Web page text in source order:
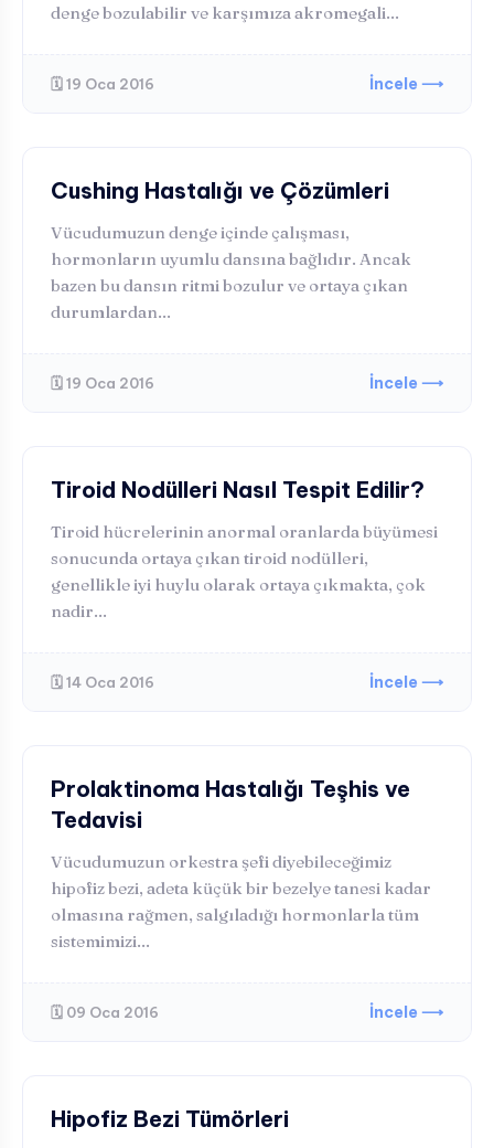
denge bozulabilir ve karşımıza akromegali...
🗓️ 19 Oca 2016 İncele ⟶
HORMONAL BOZUKLUKLAR
Cushing Hastalığı ve Çözümleri
Vücudumuzun denge içinde çalışması,
hormonların uyumlu dansına bağlıdır. Ancak
bazen bu dansın ritmi bozulur ve ortaya çıkan
durumlardan...
🗓️ 19 Oca 2016 İncele ⟶
HORMONAL BOZUKLUKLAR
Tiroid Nodülleri Nasıl Tespit Edilir?
Tiroid hücrelerinin anormal oranlarda büyümesi
sonucunda ortaya çıkan tiroid nodülleri,
genellikle iyi huylu olarak ortaya çıkmakta, çok
nadir...
🗓️ 14 Oca 2016 İncele ⟶
HORMONAL BOZUKLUKLAR
Prolaktinoma Hastalığı Teşhis ve
Tedavisi
Vücudumuzun orkestra şefi diyebileceğimiz
hipofiz bezi, adeta küçük bir bezelye tanesi kadar
olmasına rağmen, salgıladığı hormonlarla tüm
sistemimizi...
🗓️ 09 Oca 2016 İncele ⟶
HORMONAL BOZUKLUKLAR
Hipofiz Bezi Tümörleri